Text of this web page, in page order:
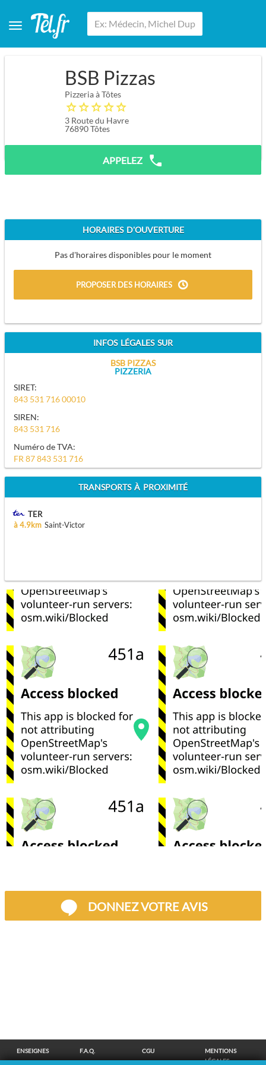
BSB Pizzas
Pizzeria à Tôtes
3 Route du Havre
76890Tôtes
APPELEZ
HORAIRES D'OUVERTURE
Pas d'horaires disponibles pour le moment
PROPOSER DES HORAIRES
INFOS LÉGALES SUR
BSB PIZZAS
PIZZERIA
SIRET:
843 531 716 00010
SIREN:
843 531 716
Numéro de TVA:
FR 87 843 531 716
TRANSPORTS À PROXIMITÉ
TER
à 4.9km Saint-Victor
DONNEZ VOTRE AVIS
ENSEIGNES F.A.Q. CGU
MENTIONS
LÉGALES